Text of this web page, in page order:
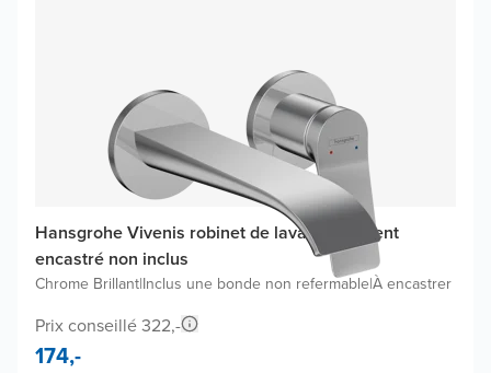
Hansgrohe Vivenis robinet de lavabo, élément
encastré non inclus
Chrome Brillant|Inclus une bonde non refermable|À encastrer
Prix conseillé 322,-
174,-